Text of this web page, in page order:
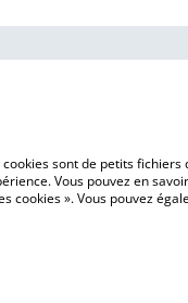
sont de petits
Vous pouvez en
cookies ». Vous pouvez